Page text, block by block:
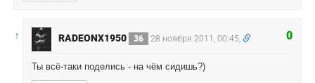
↑ 0
RADEONX1950 36 28 ноября 2011, 00:45,
Ты всё-таки поделись - на чём сидишь?)